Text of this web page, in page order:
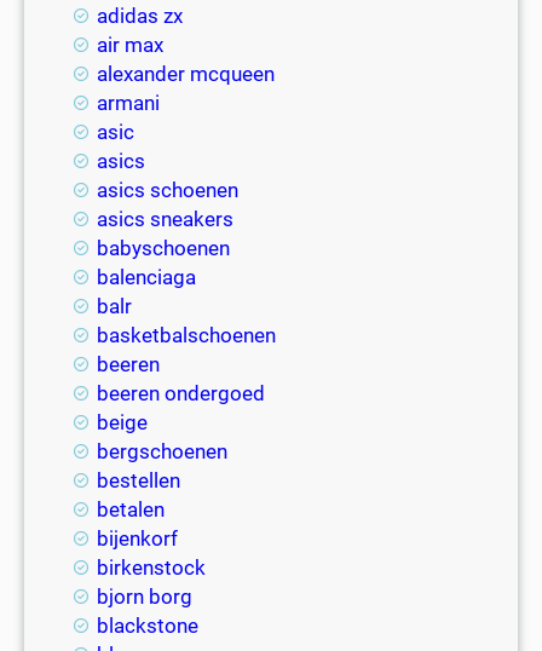
adidas zx
air max
alexander mcqueen
armani
asic
asics
asics schoenen
asics sneakers
babyschoenen
balenciaga
balr
basketbalschoenen
beeren
beeren ondergoed
beige
bergschoenen
bestellen
betalen
bijenkorf
birkenstock
bjorn borg
blackstone